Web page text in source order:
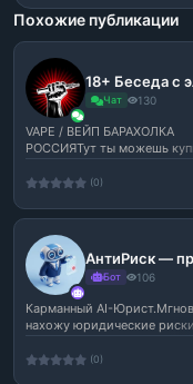
Похожие публикации
Чат 130
VAPE / ВЕЙП БАРАХОЛКА
РОССИЯТут ты можешь
или продать свой
(0)
Бот 106
Карманный AI-
нахожу юридические
(0)